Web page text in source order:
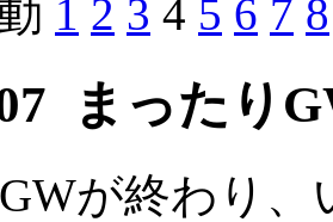
1 2 3 4 5 6 7 8
まったり
が終わり